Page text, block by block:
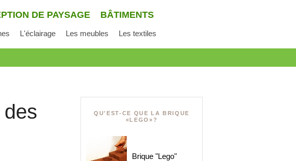
DE PAYSAGE BÂTIMENTS
L'éclairage Les meubles Les textiles
QU'EST-CE QUE LA BRIQUE
«LEGO»?
Brique "Lego"